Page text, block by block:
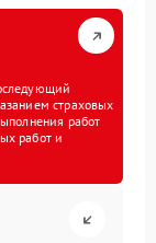
страховых
работ
работ и